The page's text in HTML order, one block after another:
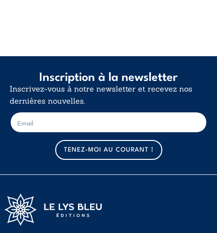
Inscription à la newsletter
Inscrivez-vous à notre newsletter et recevez nos
dernières nouvelles.
m
a
i
l
E
-
m
TENEZ-MOI AU COURANT !